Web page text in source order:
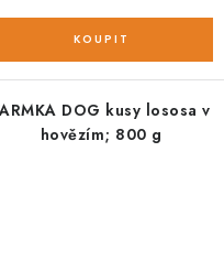
DOG kusy lososa v
hovězím; 800 g